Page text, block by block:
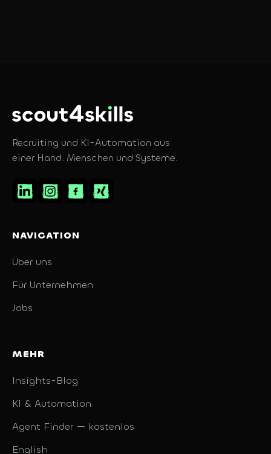
Recruiting und KI-Automation aus
einer Hand. Menschen und Systeme.
NAVIGATION
Über uns
Für Unternehmen
Jobs
MEHR
Insights-Blog
KI & Automation
Agent Finder — kostenlos
English